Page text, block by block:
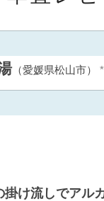
（愛媛県松山市）
掛け流しでアル